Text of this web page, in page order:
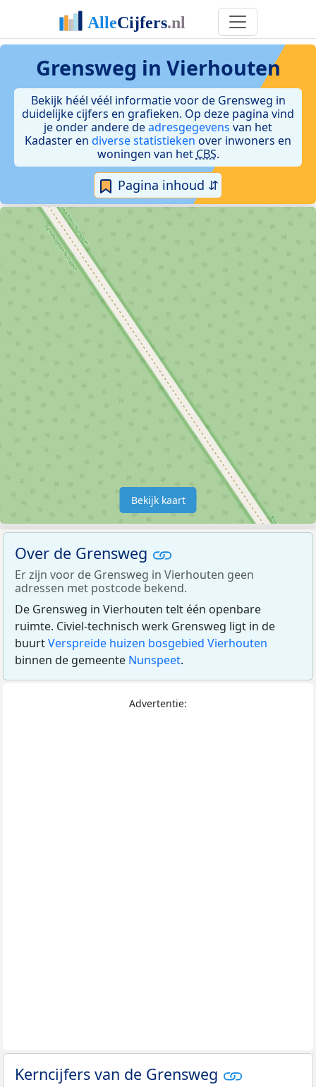
Grensweg in Vierhouten
Bekijk héél véél informatie voor de Grensweg in
duidelijke cijfers en grafieken. Op deze pagina vind
je onder andere deadresgegevens van het
Kadaster en diverse statistieken over inwoners en
woningen van het CBS.
Pagina inhoud ⇵
Bekijk kaart
Over de Grensweg
Er zijn voor de Grensweg in Vierhouten geen
adressen met postcode bekend.
De Grensweg in Vierhouten telt één openbare
ruimte. Civiel-technisch werk Grensweg ligt in de
buurtVerspreide huizen bosgebied Vierhouten
binnen de gemeente Nunspeet.
Advertentie:
Kerncijfers van de Grensweg